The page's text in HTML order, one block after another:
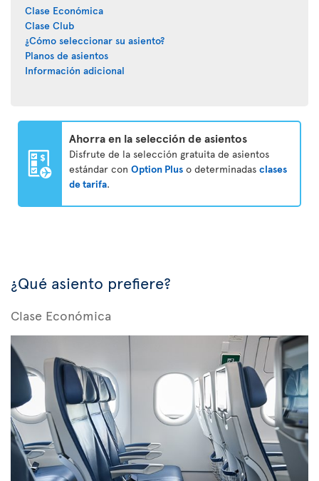
Clase Económica
Clase Club
¿Cómo seleccionar su asiento?
Planos de asientos
Información adicional
Ahorra en la selección de asientos
Disfrute de la selección gratuita de asientos
estándar con Option Plus o determinadas clases
de tarifa.
¿Qué asiento prefiere?
Clase Económica